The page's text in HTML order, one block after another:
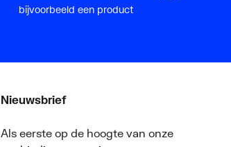
bijvoorbeeld een product
Nieuwsbrief
Als eerste op de hoogte van onze